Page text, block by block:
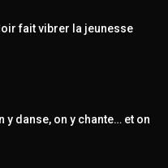
fait vibrer la jeunesse
y danse, on y chante… et on